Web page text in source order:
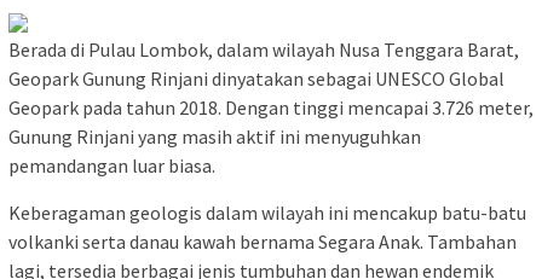
Berada di Pulau Lombok, dalam wilayah Nusa Tenggara Barat,
Geopark Gunung Rinjani dinyatakan sebagai UNESCO Global
Geopark pada tahun 2018. Dengan tinggi mencapai 3.726 meter,
Gunung Rinjani yang masih aktif ini menyuguhkan
pemandangan luar biasa.
Keberagaman geologis dalam wilayah ini mencakup batu-batu
volkanki serta danau kawah bernama Segara Anak. Tambahan
lagi, tersedia berbagai jenis tumbuhan dan hewan endemik